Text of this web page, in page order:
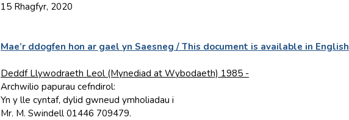
15 Rhagfyr, 2020
Mae’r ddogfen hon ar gael yn Saesneg / This document is available in English
Deddf Llywodraeth Leol (Mynediad at Wybodaeth) 1985 -
Archwilio papurau cefndirol:
Yn y lle cyntaf, dylid gwneud ymholiadau i
Mr. M. Swindell 01446 709479.